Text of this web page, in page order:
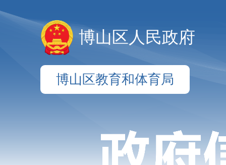
博山区人民政府
博山区教育和体育局